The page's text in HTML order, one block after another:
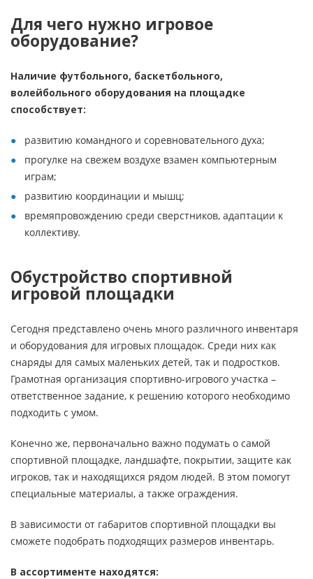
Для чего нужно игровое
оборудование?
Наличие футбольного, баскетбольного,
волейбольного оборудования на площадке
способствует:
развитию командного и соревновательного духа;
прогулке на свежем воздухе взамен компьютерным
играм;
развитию координации и мышц;
времяпровождению среди сверстников, адаптации к
коллективу.
Обустройство спортивной
игровой площадки
Сегодня представлено очень много различного инвентаря
и оборудования для игровых площадок. Среди них как
снаряды для самых маленьких детей, так и подростков.
Грамотная организация спортивно-игрового участка –
ответственное задание, к решению которого необходимо
подходить с умом.
Конечно же, первоначально важно подумать о самой
спортивной площадке, ландшафте, покрытии, защите как
игроков, так и находящихся рядом людей. В этом помогут
специальные материалы, а также ограждения.
В зависимости от габаритов спортивной площадки вы
сможете подобрать подходящих размеров инвентарь.
В ассортименте находятся: